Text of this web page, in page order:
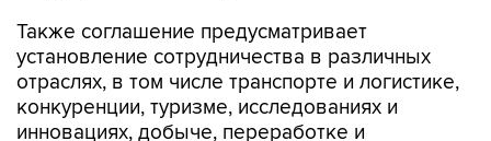
Также соглашение предусматривает
установление сотрудничества в различных
отраслях, в том числе транспорте и логистике,
конкуренции, туризме, исследованиях и
инновациях, добыче, переработке и